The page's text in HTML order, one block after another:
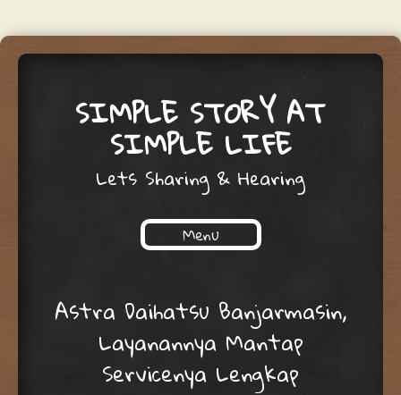
SIMPLE STORY AT
SIMPLE LIFE
Lets Sharing & Hearing
Menu
Astra Daihatsu Banjarmasin,
Layanannya Mantap
Servicenya Lengkap